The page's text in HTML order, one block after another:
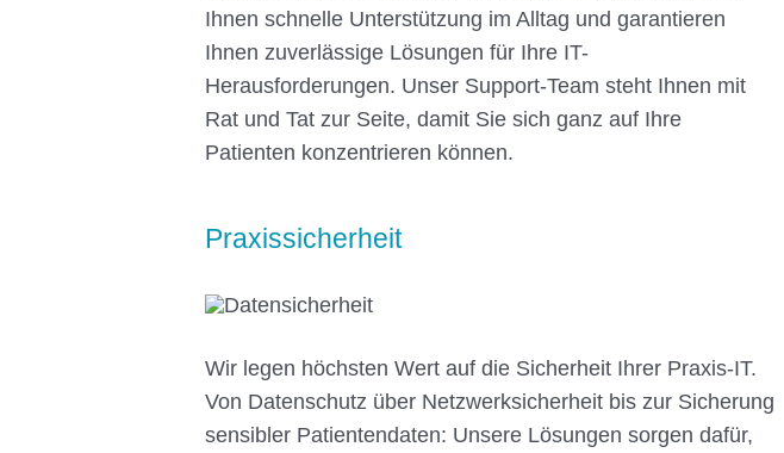
Ihnen schnelle Unterstützung im Alltag und garantieren
Ihnen zuverlässige Lösungen für Ihre IT-
Herausforderungen. Unser Support-Team steht Ihnen mit
Rat und Tat zur Seite, damit Sie sich ganz auf Ihre
Patienten konzentrieren können.
Praxissicherheit
Wir legen höchsten Wert auf die Sicherheit Ihrer Praxis-IT.
Von Datenschutz über Netzwerksicherheit bis zur Sicherung
sensibler Patientendaten: Unsere Lösungen sorgen dafür,